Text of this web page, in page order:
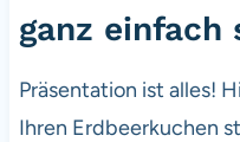
ganz einfach
Präsentation ist alles!
Ihren Erdbeerkuchen